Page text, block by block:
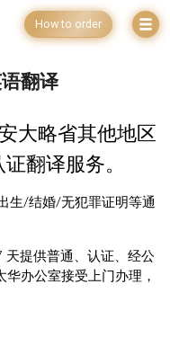
How to order
翻译
大略省其他地区
翻译服务。
生/结婚/无犯罪证明等通
提供普通、认证、经公
办公室接受上门办理，